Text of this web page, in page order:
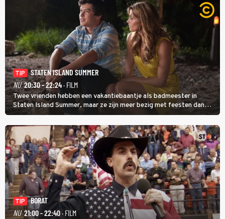
TIP
STATEN ISLAND SUMMER
NU 20:30 - 22:24· FILM
Twee vrienden hebben een vakantiebaantje als badmeester in
Staten Island Summer, maar ze zijn meer bezig met feesten dan
met werken.
TIP
BORAT
NU 21:00 - 22:40· FILM